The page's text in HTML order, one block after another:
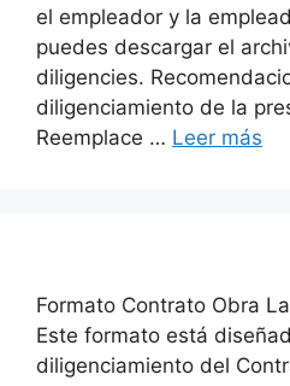
el empleador y la
puedes descargar el
diligencies.
diligenciamiento de la
Reemplace … Leer más
Formato Contrato Obra
Este formato está
diligenciamiento del